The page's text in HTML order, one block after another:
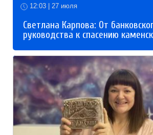
12:03 | 27 июля
Светлана Карпова: От
руководства к спасению